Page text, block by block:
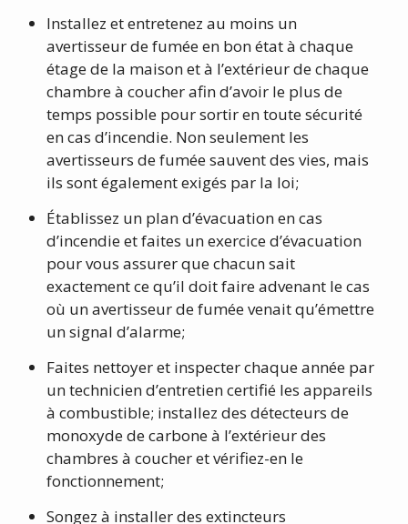
Installez et entretenez au moins un
avertisseur de fumée en bon état à chaque
étage de la maison et à l’extérieur de chaque
chambre à coucher afin d’avoir le plus de
temps possible pour sortir en toute sécurité
en cas d’incendie. Non seulement les
avertisseurs de fumée sauvent des vies, mais
ils sont également exigés par la loi;
Établissez un plan d’évacuation en cas
d’incendie et faites un exercice d’évacuation
pour vous assurer que chacun sait
exactement ce qu’il doit faire advenant le cas
où un avertisseur de fumée venait qu’émettre
un signal d’alarme;
Faites nettoyer et inspecter chaque année par
un technicien d’entretien certifié les appareils
à combustible; installez des détecteurs de
monoxyde de carbone à l’extérieur des
chambres à coucher et vérifiez-en le
fonctionnement;
Songez à installer des extincteurs